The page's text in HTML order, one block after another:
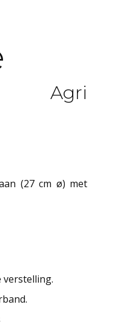
Agri
(27 cm ø) met
verstelling.